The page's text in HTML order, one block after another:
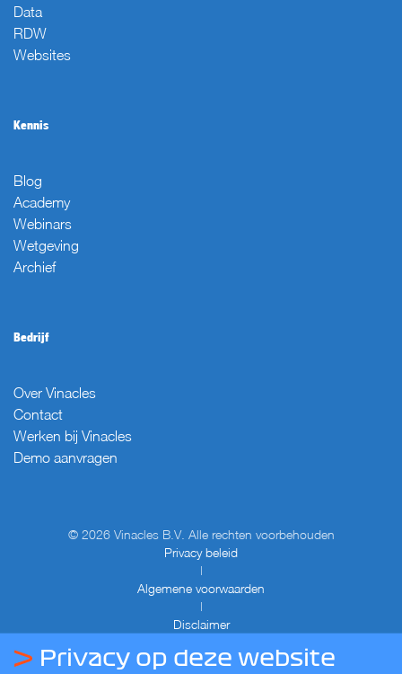
Data
RDW
Websites
Kennis
Blog
Academy
Webinars
Wetgeving
Archief
Bedrijf
Over Vinacles
Contact
Werken bij Vinacles
Demo aanvragen
© 2026 Vinacles B.V. Alle rechten voorbehouden
Privacy beleid
|
Algemene voorwaarden
|
Disclaimer
Privacy op deze website